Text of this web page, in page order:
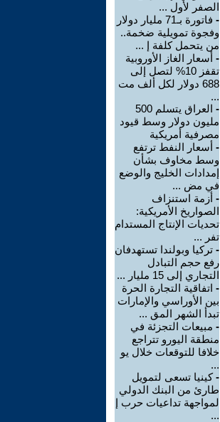
الصفر لأول ...
-
فاتورة بـ71 مليار دولار
وفجوة تمويلية ضخمة..
من يتحمل كلفة إ ...
- أسعار الغاز الأوروبية
تقفز 10% لتصل إلى
688 دولار لكل ألف مت
...
-
العراق يتسلم 500
مليون دولار وسط قيود
مصرفية أمريكية
- أسعار النفط ترتفع
وسط مخاوف بشأن
إمدادات الخليج والوضع
في مض ...
- أزمة استنزاف
الصواريخ الأمريكية:
تحديات الإنتاج المستدام
تفر ...
- تركيا وبولندا تستهدفان
رفع حجم التبادل
التجاري إلى 15 مليار ...
- اتفاقية التجارة الحرة
بين الأوراسي والإمارات
تبدأ الشهر المق ...
- مبيعات التجزئة في
منطقة اليورو تتراجع
خلافا للتوقعات خلال يو
...
-كينيا تسعى لتمويل
طارئ من البنك الدولي
لمواجهة تداعيات حرب إ
...